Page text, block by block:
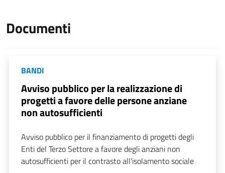
Documenti
BANDI
Avviso pubblico per la realizzazione di
progetti a favore delle persone anziane
non autosufficienti
Avviso pubblico per il finanziamento di progetti degli
Enti del Terzo Settore a favore degli anziani non
autosufficienti per il contrasto all'isolamento sociale